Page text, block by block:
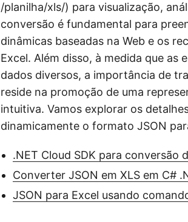
/planilha/xls/) para visualização,
conversão é fundamental para
dinâmicas baseadas na Web e os
Excel. Além disso, à medida que as
dados diversos, a importância de
reside na promoção de uma
intuitiva. Vamos explorar os
dinamicamente o formato JSON
.NET Cloud SDK para conversão
Converter JSON em XLS em C#
JSON para Excel usando